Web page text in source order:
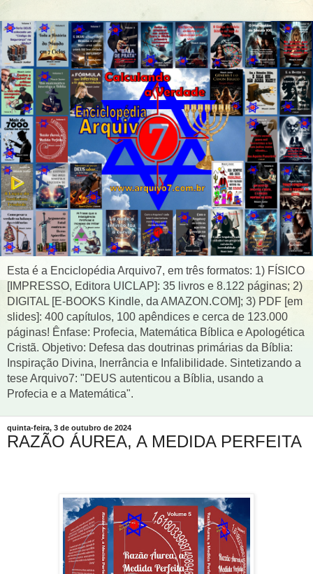
Esta é a Enciclopédia Arquivo7, em três formatos: 1) FÍSICO
[IMPRESSO, Editora UICLAP]: 35 livros e 8.122 páginas; 2)
DIGITAL [E-BOOKS Kindle, da AMAZON.COM]; 3) PDF [em
slides]: 400 capítulos, 100 apêndices e cerca de 123.000
páginas! Ênfase: Profecia, Matemática Bíblica e Apologética
Cristã. Objetivo: Defesa das doutrinas primárias da Bíblia:
Inspiração Divina, Inerrância e Infalibilidade. Sintetizando a
tese Arquivo7: "DEUS autenticou a Bíblia, usando a
Profecia e a Matemática".
quinta-feira, 3 de outubro de 2024
RAZÃO ÁUREA, A MEDIDA PERFEITA